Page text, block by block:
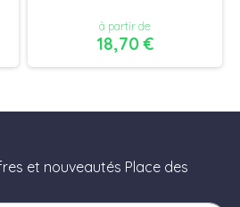
à partir de
18,70 €
DÉTAILS
et nouveautés Place des